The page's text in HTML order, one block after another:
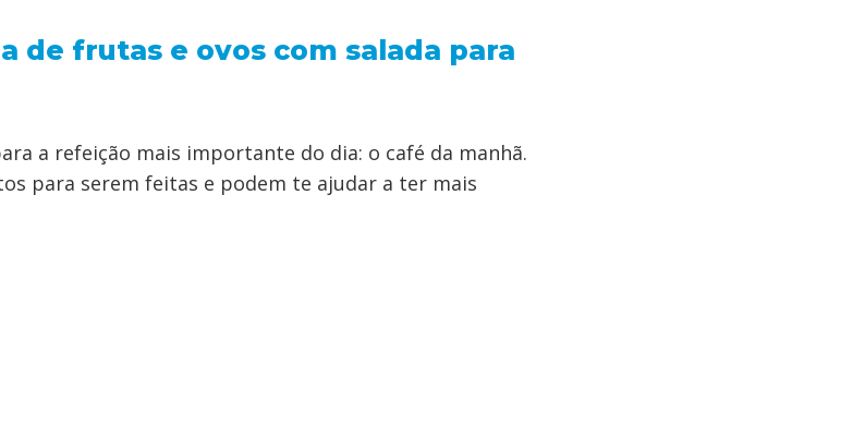
de frutas e ovos com salada para
a refeição mais importante do dia: o café da manhã.
para serem feitas e podem te ajudar a ter mais